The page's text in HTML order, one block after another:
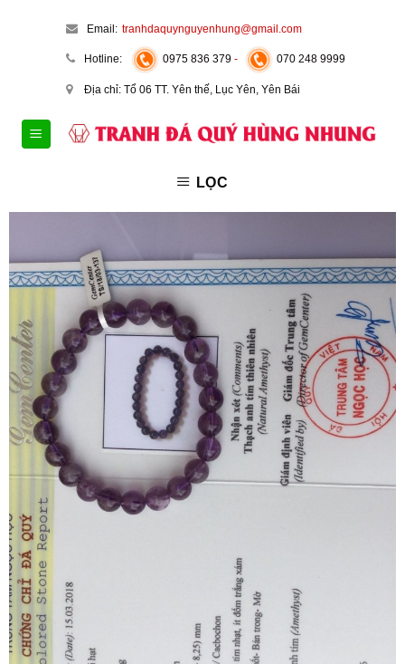
Email: tranhdaquynguyenhung@gmail.com
Hotline: 0975 836 379 - 070 248 9999
Địa chỉ: Tổ 06 TT. Yên thế, Lục Yên, Yên Bái
LỌC